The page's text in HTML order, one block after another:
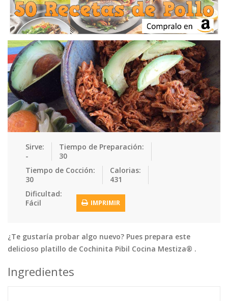
Ensaladas Equipment Frutas Galletas
Gelatinas Guarnicion… Helados Hot Dogs
Huevos Mariscos Mermeladas Muffins
Panes Para Niños Pastas Pasteles
Pescados Pizzas Platos Fue… Pollo
Postres Recetas de… Recetas Do… Recetas Fá…
Recetas Me… Recetas Na…
Sandwiches Snacks
Tacos
Tortas Vegetales
Vegetarian…
Tips y Trucos
Sirve:
-
Tiempo de Preparación:
30
Tiempo de Cocción:
30
Calorias:
431
Dificultad:
Fácil
IMPRIMIR
¿Te gustaría probar algo nuevo? Pues prepara este
delicioso platillo de Cochinita Pibil Cocina Mestiza® .
Ingredientes